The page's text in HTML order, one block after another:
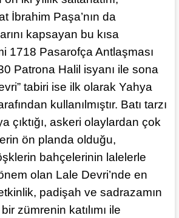
İbrahim Paşa’nın da
kapsayan bu kısa
1718 Pasarofça Antlaşması
Patrona Halil isyanı ile sona
tabiri ise ilk olarak Yahya
kullanılmıştır. Batı tarzı
çıktığı, askeri olaylardan çok
ön planda olduğu,
bahçelerinin lalelerle
olan Lale Devri’nde en
padişah ve sadrazamın
zümrenin katılımı ile